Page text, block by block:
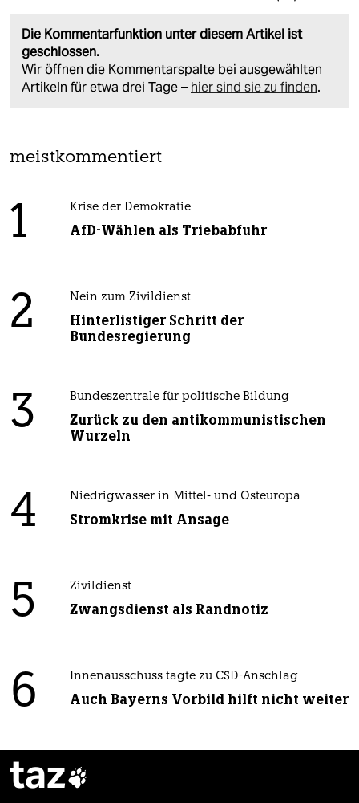
Die Kommentarfunktion unter diesem Artikel ist
geschlossen.
Wir öffnen die Kommentarspalte bei ausgewählten
Artikeln für etwa drei Tage – hier sind sie zu finden.
meistkommentiert
1 Krise der Demokratie
AfD-Wählen als Triebabfuhr
2 Nein zum Zivildienst
Hinterlistiger Schritt der
Bundesregierung
3 Bundeszentrale für politische Bildung
Zurück zu den antikommunistischen
Wurzeln
4 Niedrigwasser in Mittel- und Osteuropa
Stromkrise mit Ansage
5 Zivildienst
Zwangsdienst als Randnotiz
6 Innenausschuss tagte zu CSD-Anschlag
Auch Bayerns Vorbild hilft nicht weiter
taz